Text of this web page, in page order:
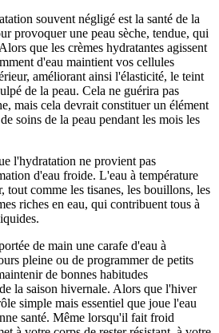
souvent négligé est la santé de la
provoquer une peau sèche, tendue, qui
que les crèmes hydratantes agissent
d'eau maintient vos cellules
améliorant ainsi l'élasticité, le teint
de la peau. Cela ne guérira pas
mais cela devrait constituer un élément
soins de la peau pendant les mois les
l'hydratation ne provient pas
d'eau froide. L'eau à température
tout comme les tisanes, les bouillons, les
riches en eau, qui contribuent tous à
de main une carafe d'eau à
pleine ou de programmer de petits
de bonnes habitudes
la saison hivernale. Alors que l'hiver
simple mais essentiel que joue l'eau
santé. Même lorsqu'il fait froid